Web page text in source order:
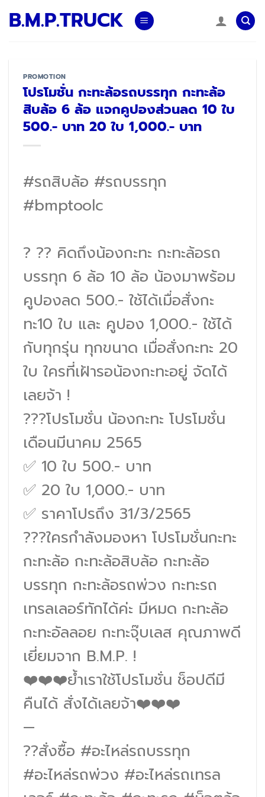
B.M.P.TRUCK
PROMOTION
โปรโมชั่น กะทะล้อรถบรรทุก กะทะล้อ
สิบล้อ 6 ล้อ แจกคูปองส่วนลด 10 ใบ
500.- บาท 20 ใบ 1,000.- บาท
#รถสิบล้อ #รถบรรทุก
#bmptoolc
? ?? คิดถึงน้องกะทะ กะทะล้อรถ
บรรทุก 6 ล้อ 10 ล้อ น้องมาพร้อม
คูปองลด 500.- ใช้ได้เมื่อสั่งกะ
ทะ10 ใบ และ คูปอง 1,000.- ใช้ได้
กับทุกรุ่น ทุกขนาด เมื่อสั่งกะทะ 20
ใบ ใครที่เฝ้ารอน้องกะทะอยู่ จัดได้
เลยจ้า !
???โปรโมชั่น น้องกะทะ โปรโมชั่น
เดือนมีนาคม 2565
✅ 10 ใบ 500.- บาท
✅ 20 ใบ 1,000.- บาท
✅ ราคาโปรถึง 31/3/2565
???ใครกำลังมองหา โปรโมชั่นกะทะ
กะทะล้อ กะทะล้อสิบล้อ กะทะล้อ
บรรทุก กะทะล้อรถพ่วง กะทะรถ
เทรลเลอร์ทักได้ค่ะ มีหมด กะทะล้อ
กะทะอัลลอย กะทะจุ๊บเลส คุณภาพดี
เยี่ยมจาก B.M.P. !
❤️❤️❤️ย้ำเราใช้โปรโมชั่น ช็อปดีมี
คืนได้ สั่งได้เลยจ้า❤️❤️❤️
—
??สั่งซื้อ #อะไหล่รถบรรทุก
#อะไหล่รถพ่วง #อะไหล่รถเทรล